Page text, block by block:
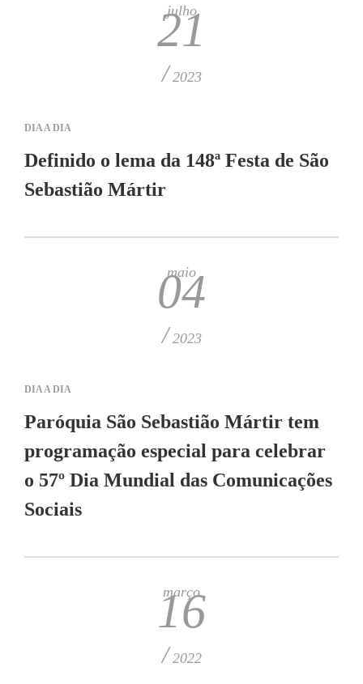
julho
21
/ 2023
DIA A DIA
Definido o lema da 148ª Festa de São
Sebastião Mártir
maio
04
/ 2023
DIA A DIA
Paróquia São Sebastião Mártir tem
programação especial para celebrar
o 57º Dia Mundial das Comunicações
Sociais
março
16
/ 2022